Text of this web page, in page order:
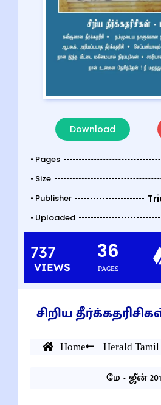
Download
• Pages
• Size
• Publisher
• Uploaded
737
VIEWS PAGES
36
சிறிய
Home Herald Tamil
மே - ஜீன்